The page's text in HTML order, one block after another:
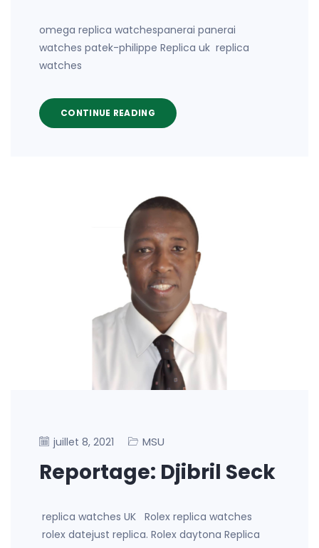
omega replica watchespanerai panerai
watches patek-philippe Replica uk replica
watches
CONTINUE READING
juillet 8, 2021 MSU
Reportage: Djibril Seck
replica watches UK Rolex replica watches
rolex datejust replica. Rolex daytona Replica